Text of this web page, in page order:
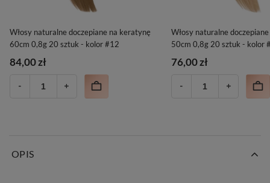
Włosy naturalne doczepiane na keratynę
60cm 0,8g 20 sztuk - kolor #12
84,00 zł
Włosy naturalne
50cm 0,8g 20 sztuk - kolor
76,00 zł
OPIS